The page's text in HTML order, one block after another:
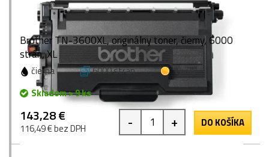
Brother TN-3600XL, originálny toner, čierny, 6000
strán, XL
čierna 6000 strán
1 bod
Skladom > 9 ks
143,28 €
116,49 € bez DPH - + DO KOŠÍKA